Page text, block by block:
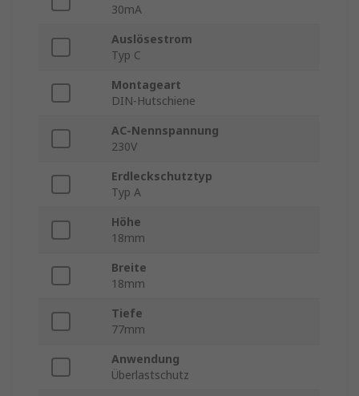
30mA
Auslösestrom
Typ C
Montageart
DIN-Hutschiene
AC-Nennspannung
230V
Erdleckschutztyp
Typ A
Höhe
18mm
Breite
18mm
Tiefe
77mm
Anwendung
Überlastschutz